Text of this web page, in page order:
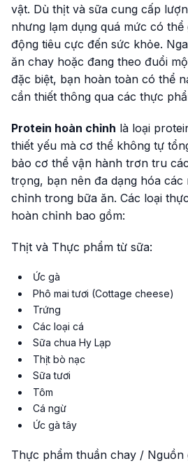
vật. Dù thịt và sữa cung cấp
nhưng lạm dụng quá mức có
động tiêu cực đến sức khỏe.
ăn chay hoặc đang theo đuổi
đặc biệt, bạn hoàn toàn có thể
cần thiết thông qua các thực
Protein hoàn chỉnh là loại
thiết yếu mà cơ thể không tự
bảo cơ thể vận hành trơn tru
trọng, bạn nên đa dạng hóa
chỉnh trong bữa ăn. Các loại
hoàn chỉnh bao gồm:
Thịt và Thực phẩm từ sữa:
Ức gà
Phô mai tươi (Cottage cheese)
Trứng
Các loại cá
Sữa chua Hy Lạp
Thịt bò nạc
Sữa tươi
Tôm
Cá ngừ
Ức gà tây
Thực phẩm thuần chay / Nguồn